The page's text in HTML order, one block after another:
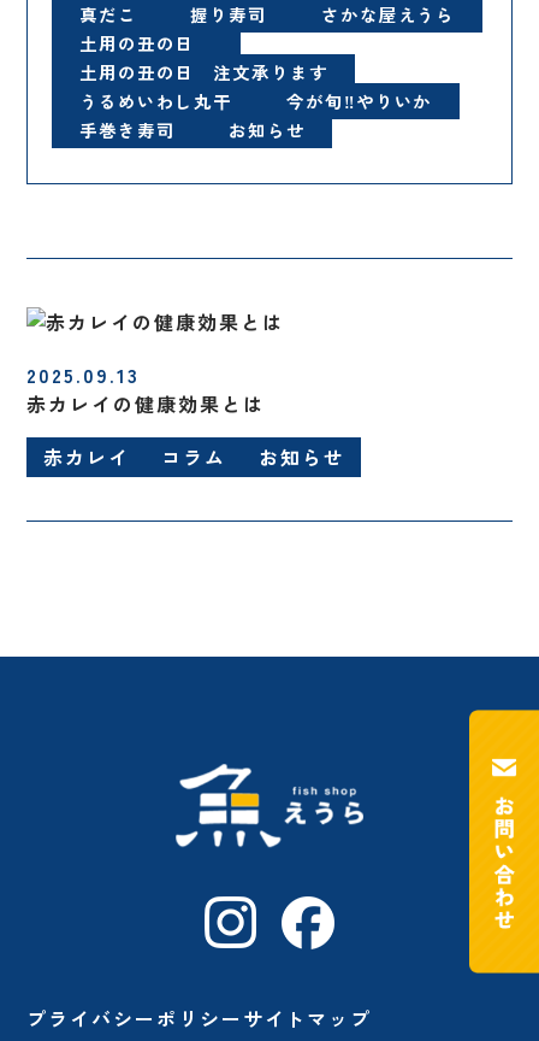
真だこ
握り寿司
さかな屋えうら
土用の丑の日
土用の丑の日 注文承ります
うるめいわし丸干
今が旬‼️やりいか
手巻き寿司
お知らせ
2025.09.13
赤カレイの健康効果とは
赤カレイ
コラム お知らせ
プライバシーポリシー サイトマップ